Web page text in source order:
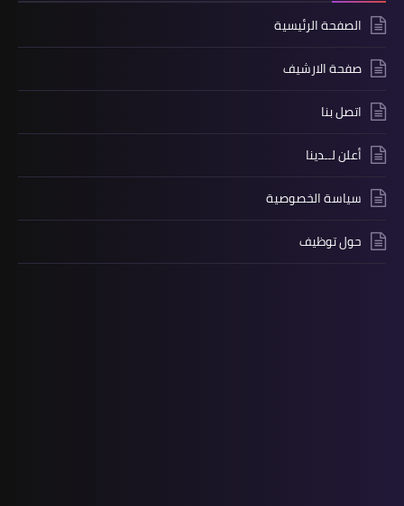
الصفحة الرئيسية
صفحة الارشيف
اتصل بنا
أعلن لــدينا
سياسة الخصوصية
حول توظيف